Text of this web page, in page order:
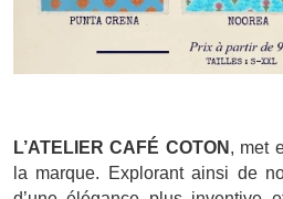
L’ATELIER CAFÉ COTON , met
la marque. Explorant ainsi de